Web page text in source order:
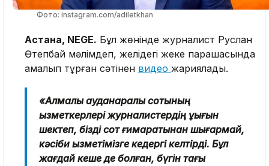
Фото: instagram.com/adiletkhan
Астана, NEGE. Бұл жөнінде журналист Руслан
Өтепбай мәлімдеп, желідегі жеке парақшасында
қамалып тұрған сәтінен видео жариялады.
«Алмалы ауданаралық сотының
қызметкерлері журналистердің құқығын
шектеп, бізді сот ғимаратынан шығармай,
кәсіби қызметімізге кедергі келтірді. Бұл
жағдай кеше де болған, бүгін тағы